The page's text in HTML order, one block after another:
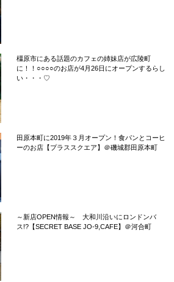
橿原市にある話題のカフェの姉妹店が広陵町
に！！○○○○のお店が4月26日にオープンするらし
い・・・♡
田原本町に2019年３月オープン！食パンとコーヒ
ーのお店【プラススクエア】＠磯城郡田原本町
～新店OPEN情報～ 大和川沿いにロンドンバ
ス!?【SECRET BASE JO-9,CAFE】＠河合町